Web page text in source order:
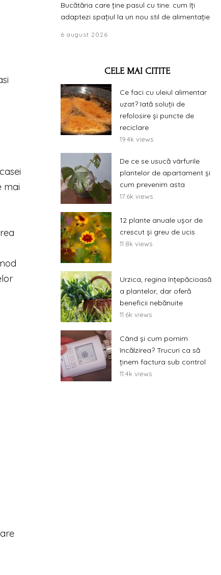
mai
Bucătăria care ține pasul cu tine: cum îți
adaptezi spațiul la un nou stil de alimentație
6 august 2026
CELE MAI CITITE
Ce faci cu uleiul alimentar
uzat? Iată soluții de
refolosire și puncte de
reciclare
19.4k views
De ce se usucă vârfurile
plantelor de apartament și
cum prevenim asta
17.6k views
12 plante anuale ușor de
crescut și greu de ucis
11.8k views
Urzica, regina înțepăcioasă
a plantelor, dar oferă
beneficii nebănuite
11.6k views
Când și cum pornim
încălzirea? Trucuri ca să
ținem factura sub control
11.4k views